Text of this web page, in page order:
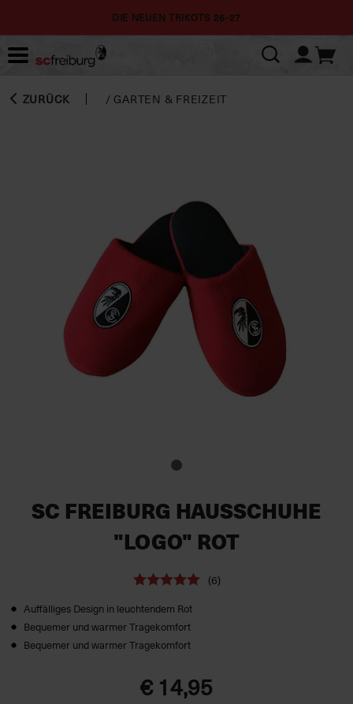
DIE NEUEN TRIKOTS 26-27
ZURÜCK / GARTEN & FREIZEIT
SC FREIBURG HAUSSCHUHE
"LOGO" ROT
(6)
Auffälliges Design in leuchtendem Rot
Bequemer und warmer Tragekomfort
Bequemer und warmer Tragekomfort
€ 14,95